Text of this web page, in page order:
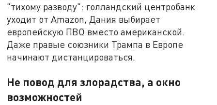
"тихому разводу": голландский центробанк
уходит от Amazon, Дания выбирает
европейскую ПВО вместо американской.
Даже правые союзники Трампа в Европе
начинают дистанцироваться.
Не повод для злорадства, а окно
возможностей